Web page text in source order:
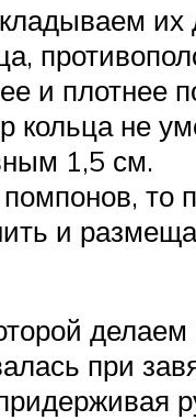
их
и плотнее
кольца не
1,5 см.
то
и
при